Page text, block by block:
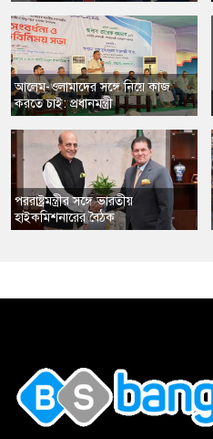
​আলেম-ওলামাদের সঙ্গে নিয়ে কাজ
করতে চাই: প্রধানমন্ত্রী
​পররাষ্ট্রমন্ত্রীর সঙ্গে ভারতীয়
হাইকমিশনারের বৈঠক